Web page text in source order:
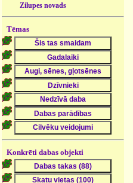
Zilupes novads
Tēmas
Konkrēti dabas objekti